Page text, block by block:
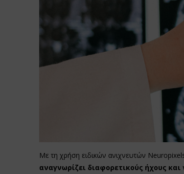
Με τη χρήση ειδικών ανιχνευτών
αναγνωρίζει διαφορετικούς ήχους